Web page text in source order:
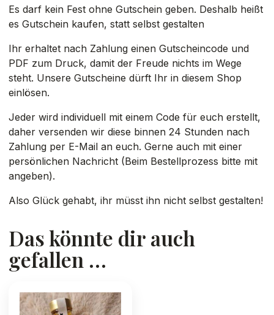
Es darf kein Fest ohne Gutschein geben. Deshalb heißt
es Gutschein kaufen, statt selbst gestalten
Ihr erhaltet nach Zahlung einen Gutscheincode und
PDF zum Druck, damit der Freude nichts im Wege
steht. Unsere Gutscheine dürft Ihr in diesem Shop
einlösen.
Jeder wird individuell mit einem Code für euch erstellt,
daher versenden wir diese binnen 24 Stunden nach
Zahlung per E-Mail an euch. Gerne auch mit einer
persönlichen Nachricht (Beim Bestellprozess bitte mit
angeben).
Also Glück gehabt, ihr müsst ihn nicht selbst gestalten!
Das könnte dir auch
gefallen …